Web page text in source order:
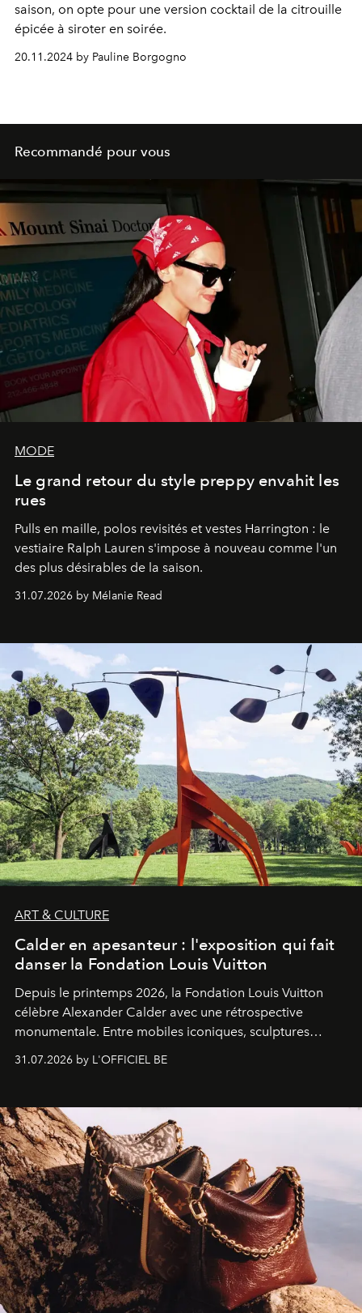
saison, on opte pour une version cocktail de la citrouille
épicée à siroter en soirée.
20.11.2024 by Pauline Borgogno
Recommandé pour vous
MODE
Le grand retour du style preppy envahit les
rues
Pulls en maille, polos revisités et vestes Harrington : le
vestiaire Ralph Lauren s'impose à nouveau comme l'un
des plus désirables de la saison.
31.07.2026 by Mélanie Read
ART & CULTURE
Calder en apesanteur : l'exposition qui fait
danser la Fondation Louis Vuitton
Depuis le printemps 2026, la Fondation Louis Vuitton
célèbre Alexander Calder avec une rétrospective
monumentale. Entre mobiles iconiques, sculptures
monumentales et poésie du mouvement, l'artiste
américain investit les espaces imaginés par Frank Gehry
sculpture.
31.07.2026 by L'OFFICIEL BE